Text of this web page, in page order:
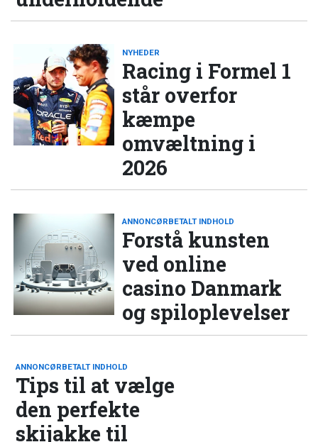
NYHEDER
Racing i Formel 1
står overfor
kæmpe
omvæltning i
2026
ANNONCØRBETALT INDHOLD
Forstå kunsten
ved online
casino Danmark
og spiloplevelser
ANNONCØRBETALT INDHOLD
Tips til at vælge
den perfekte
skijakke til